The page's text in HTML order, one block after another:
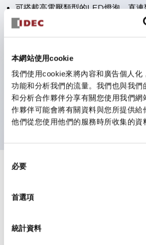
本網站使用cookie
我們使用cookie來將內容和廣告個人化
功能和分析我們的流量。我們也與我們
和分析合作夥伴分享有關您使用我們網
作夥伴可能會將有關資料與您所提供給
他們從您使用他們的服務時所收集的資
必要
首選項
統計資料
可搭載高電壓類型的LED燈泡，直
壓最高可支援至240V。
不需要端子蓋。（不包括指示燈的直
大幅減少圓形壓著端子的配線工時。
一顆LED燈泡（LSRD燈泡）可實現
去每種顏色分開的LED燈泡，現在可
泡表現各種顏色。
UL、CSA、TÜV、CCC認證品。（
審美規範
環境規範